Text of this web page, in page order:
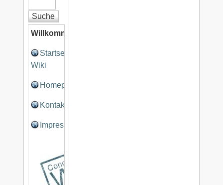
Willkommen
Startseite
Wiki
Homepage
Kontakt
Impressum